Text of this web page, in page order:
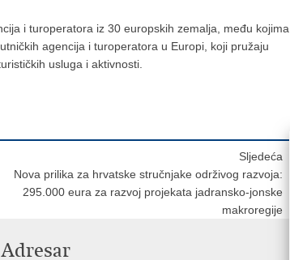
i turoperatora iz 30 europskih zemalja, među kojima
agencija i turoperatora u Europi, koji pružaju
usluga i aktivnosti.
Sljedeća
Nova prilika za hrvatske stručnjake održivog razvoja:
295.000 eura za razvoj projekata jadransko-jonske
makroregije
Adresar